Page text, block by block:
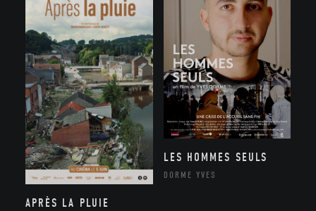
APRÈS LA PLUIE
LES HOMMES SEULS
DORME YVES